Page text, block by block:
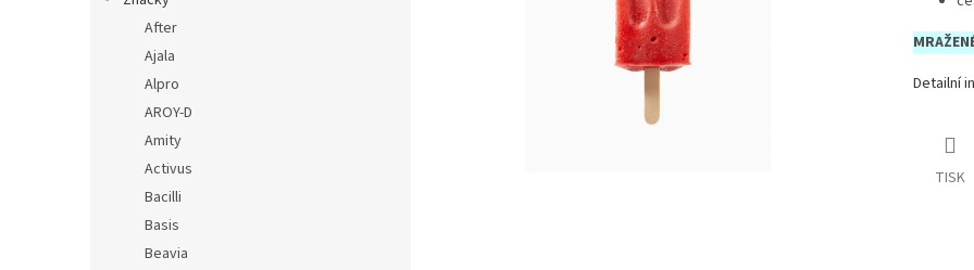
After
Ajala
Alpro
AROY-D
Amity
Activus
Bacilli
Basis
Beavia
Detailní
TISK